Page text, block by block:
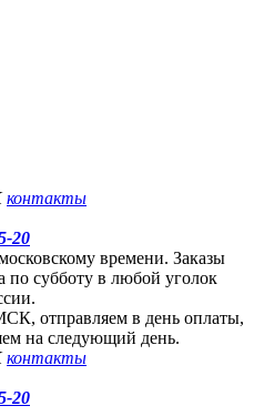
контакты
20
времени. Заказы
по субботу в любой уголок
отправляем в день оплаты,
на следующий день.
контакты
20